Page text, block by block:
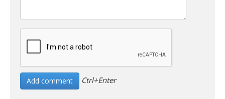
Ctrl+Enter